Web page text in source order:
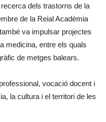
dels trastorns de la
de la Reial Acadèmia
va impulsar projectes
medicina, entre els quals
de metges balears.
vocació docent i
la cultura i el territori de les